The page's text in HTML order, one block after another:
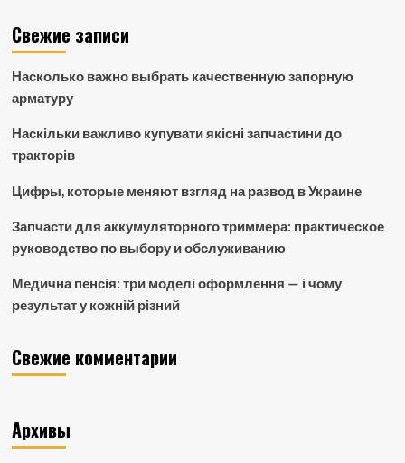
Свежие записи
Насколько важно выбрать качественную запорную
арматуру
Наскільки важливо купувати якісні запчастини до
тракторів
Цифры, которые меняют взгляд на развод в Украине
Запчасти для аккумуляторного триммера: практическое
руководство по выбору и обслуживанию
Медична пенсія: три моделі оформлення — і чому
результат у кожній різний
Свежие комментарии
Архивы